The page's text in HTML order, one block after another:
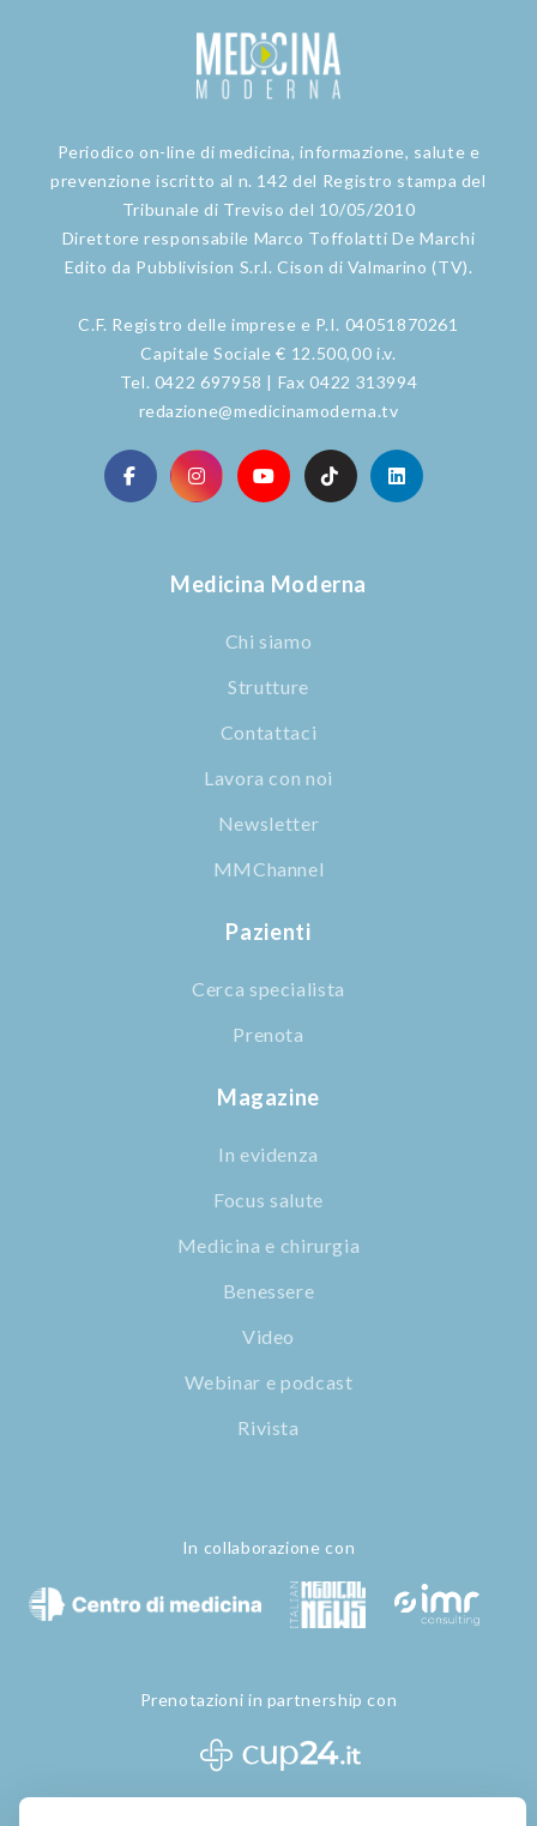
Periodico on-line di medicina, informazione, salute e
prevenzione iscritto al n. 142 del Registro stampa del
Tribunale di Treviso del 10/05/2010
Direttore responsabile Marco Toffolatti De Marchi
Edito da Pubblivision S.r.l. Cison di Valmarino (TV).
C.F. Registro delle imprese e P.I. 04051870261
Capitale Sociale € 12.500,00 i.v.
Tel. 0422 697958 | Fax 0422 313994
redazione@medicinamoderna.tv
Medicina Moderna
Chi siamo
Strutture
Contattaci
Lavora con noi
Newsletter
MMChannel
Pazienti
Cerca specialista
Prenota
Magazine
In evidenza
Focus salute
Medicina e chirurgia
Benessere
Video
Webinar e podcast
Rivista
In collaborazione con
Prenotazioni in partnership con